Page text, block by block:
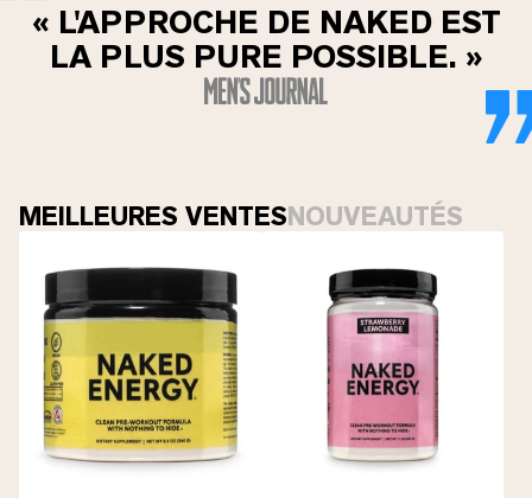
« L'APPROCHE DE NAKED EST
LA PLUS PURE POSSIBLE. »
MEILLEURES VENTESNOUVEAUTÉS